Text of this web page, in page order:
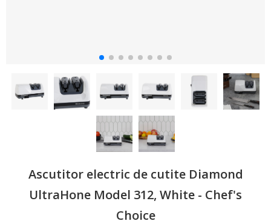
Ascutitor electric de cutite Diamond
UltraHone Model 312, White - Chef's
Choice